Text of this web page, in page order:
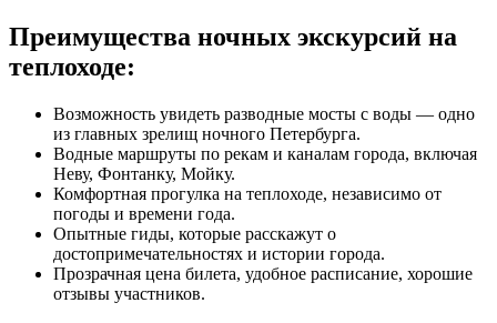
Преимущества ночных экскурсий на
теплоходе:
Возможность увидеть разводные мосты с воды — одно
из главных зрелищ ночного Петербурга.
Водные маршруты по рекам и каналам города, включая
Неву, Фонтанку, Мойку.
Комфортная прогулка на теплоходе, независимо от
погоды и времени года.
Опытные гиды, которые расскажут о
достопримечательностях и истории города.
Прозрачная цена билета, удобное расписание, хорошие
отзывы участников.